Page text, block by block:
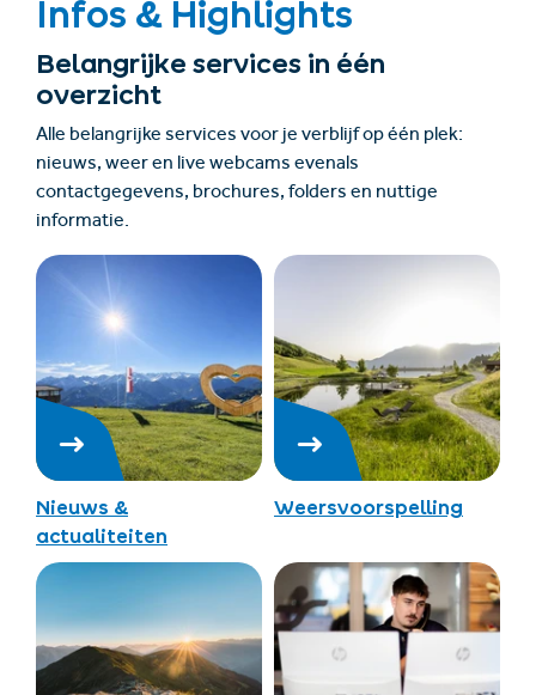
Infos & Highlights
Belangrijke services in één
overzicht
Alle belangrijke services voor je verblijf op één plek:
nieuws, weer en live webcams evenals
contactgegevens, brochures, folders en nuttige
informatie.
Nieuws &
actualiteiten
Weersvoorspelling